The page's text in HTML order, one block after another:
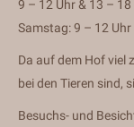
9 – 12 Uhr & 13 – 18
Samstag: 9 – 12 Uhr
Da auf dem Hof viel
bei den Tieren sind,
Besuchs- und